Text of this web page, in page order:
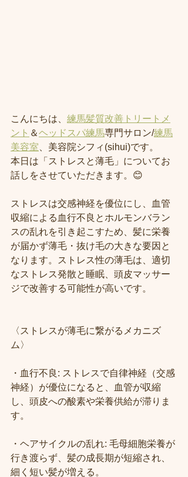
こんにちは、 練馬髪質改善トリートメ
ント ＆ヘッドスパ練馬専門サロン/練馬
美容室 、美容院シフィ(sihui)です。
本日は「ストレスと薄毛」についてお
話しをさせていただきます。😊
ストレスは交感神経を優位にし、血管
収縮による血行不良とホルモンバラン
スの乱れを引き起こすため、髪に栄養
が届かず薄毛・抜け毛の大きな要因と
なります。ストレス性の薄毛は、適切
なストレス発散と睡眠、頭皮マッサー
ジで改善する可能性が高いです。
〈ストレスが薄毛に繋がるメカニズ
ム〉
・血行不良: ストレスで自律神経（交感
神経）が優位になると、血管が収縮
し、頭皮への酸素や栄養供給が滞りま
す。
・ヘアサイクルの乱れ: 毛母細胞栄養が
行き渡らず、髪の成長期が短縮され、
細く短い髪が増える。